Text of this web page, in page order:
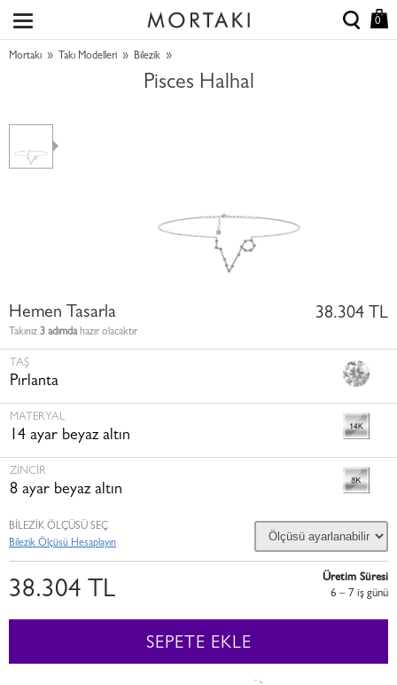
0
Mortakı » Takı Modelleri » Bilezik »
Pisces Halhal
Hemen Tasarla
Takınız 3 adımdahazır olacaktır
38.304 TL
TAŞ
Pırlanta
MATERYAL
14 ayar beyaz altın
ZINCIR
8 ayar beyaz altın
BİLEZİK ÖLÇÜSÜ SEÇ
Bilezik Ölçüsü Hesaplayın
38.304 TL
Üretim Süresi
6 – 7 i̇ş günü
SEPETE EKLE